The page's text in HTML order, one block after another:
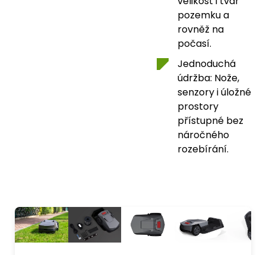
pozemku a
rovněž na
počasí.
Jednoduchá
údržba: Nože,
senzory i úložné
prostory
přístupné bez
náročného
rozebírání.